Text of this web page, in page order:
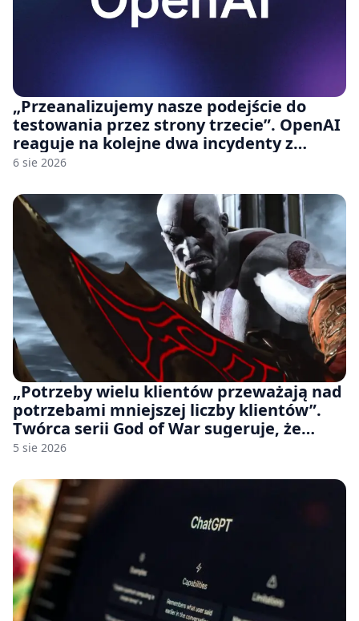
„Przeanalizujemy nasze podejście do
testowania przez strony trzecie”. OpenAI
reaguje na kolejne dwa incydenty z
udziałem autorskich modeli
6 sie 2026
„Potrzeby wielu klientów przeważają nad
potrzebami mniejszej liczby klientów”.
Twórca serii God of War sugeruje, że
rozumie, dlaczego Sony rezygnuje z gier
5 sie 2026